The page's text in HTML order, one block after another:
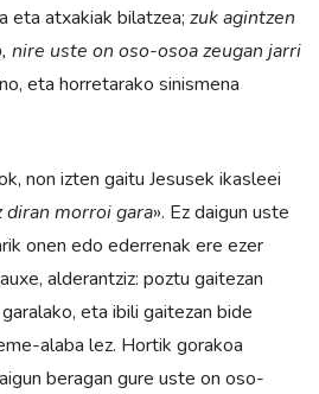
eta atxakiak bilatzea; zuk agintzen
nire uste on oso-osoa zeugan jarri
eta horretarako sinismena
non izten gaitu Jesusek ikasleei
diran morroi gara». Ez daigun uste
onen edo ederrenak ere ezer
alderantziz: poztu gaitezan
eta ibili gaitezan bide
alaba lez. Hortik gorakoa
beragan gure uste on oso-